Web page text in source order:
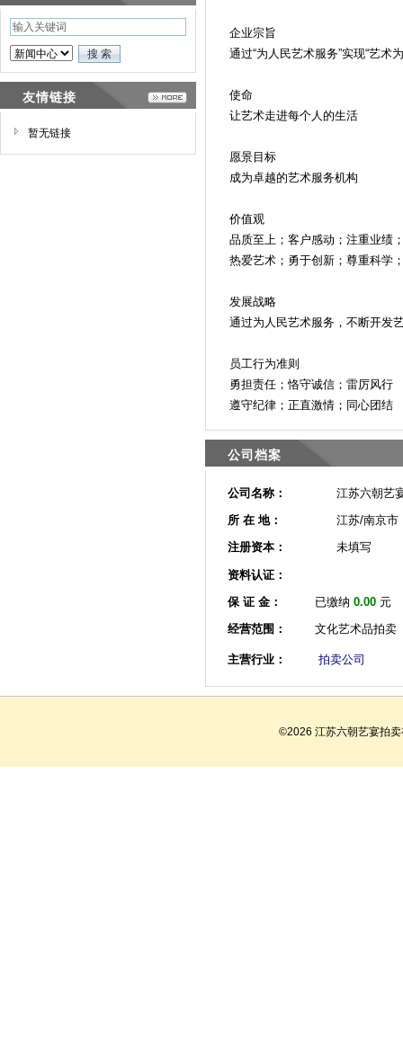
友情链接
暂无链接
企业宗旨
通过“为人民艺术服务”实现“艺术
使命
让艺术走进每个人的生活
愿景目标
成为卓越的艺术服务机构
价值观
品质至上；客户感动；注重业绩
热爱艺术；勇于创新；尊重科学
发展战略
通过为人民艺术服务，不断开发
员工行为准则
勇担责任；恪守诚信；雷厉风行
遵守纪律；正直激情；同心团结
公司档案
公司名称：
江苏六朝艺
所 在 地：
江苏/南京市
注册资本：
未填写
资料认证：
保 证 金：
已缴纳 0.00元
经营范围：
文化艺术品拍卖
主营行业： 拍卖公司
©2026 江苏六朝艺宴拍